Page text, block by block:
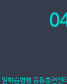
일학습병행 공동훈련센